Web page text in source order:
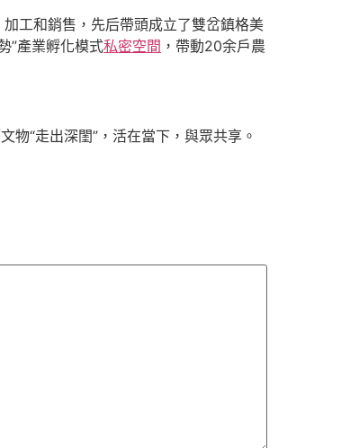
工和銷售，先后帶頭成立了雙岔鎮格美
”產業孵化模式私密空間 ，帶動20余戶農
物“走出深閨”，活在當下，與眾共享。